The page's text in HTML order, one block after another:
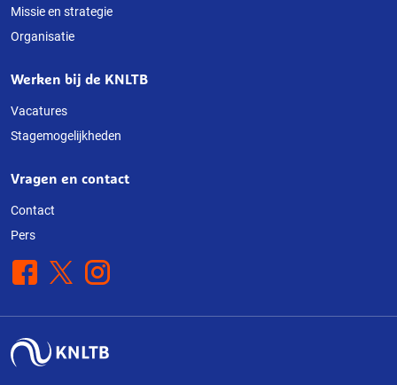
deze
website
Missie en strategie
Organisatie
Werken bij de KNLTB
Vacatures
Stagemogelijkheden
Vragen en contact
Contact
Pers
Facebook
X Instagram